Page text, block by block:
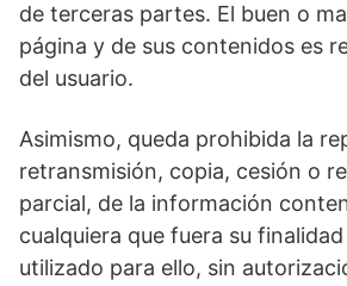
de terceras partes. El buen o
página y de sus contenidos es
del usuario.
Asimismo, queda prohibida la
retransmisión, copia, cesión o
parcial, de la información
cualquiera que fuera su
utilizado para ello, sin